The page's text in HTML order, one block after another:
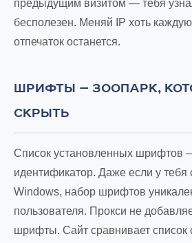
предыдущим визитом — тебя
бесполезен. Меняй IP хоть
отпечаток останется.
ШРИФТЫ — ЗООПАРК,
СКРЫТЬ
Список установленных
идентификатор. Даже если у тебя
Windows, набор шрифтов
пользователя. Прокси не
шрифты. Сайт сравнивает список